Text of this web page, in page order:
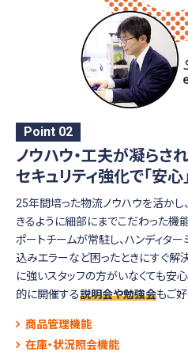
Point 02
ノウハウ・工夫が凝らさ
セキュリティ強化で「安心
25年間培った物流ノウハウを活か
きるように細部にまでこだわった機能
ポートチームが常駐し、ハンディタ
込みエラーなど困ったときにすぐ解
に強いスタッフの方がいなくても安
的に開催する説明会や勉強会もご
商品管理機能
在庫・状況照会機能